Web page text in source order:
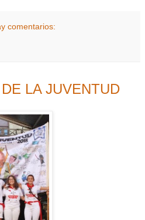
comentarios:
LA JUVENTUD